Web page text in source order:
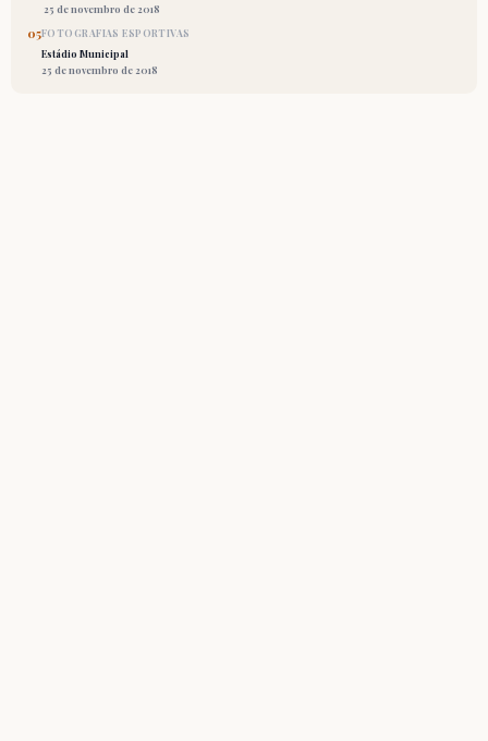
25 de novembro de 2018
05FOTOGRAFIAS ESPORTIVAS
Estádio Municipal
25 de novembro de 2018